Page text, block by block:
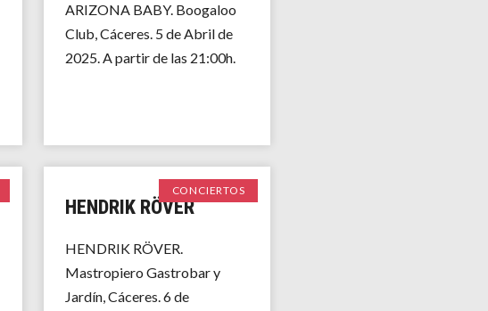
ARIZONA BABY. Boogaloo
Club, Cáceres. 5 de Abril de
2025. A partir de las 21:00h.
CONCIERTOS
HENDRIK RÖVER
HENDRIK RÖVER.
Mastropiero Gastrobar y
Jardín, Cáceres. 6 de